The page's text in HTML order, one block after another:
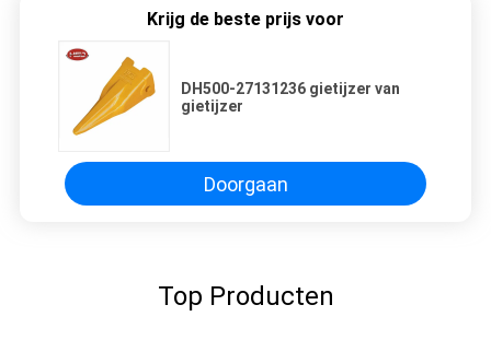
Krijg de beste prijs voor
DH500-27131236 gietijzer van
gietijzer
Doorgaan
Top Producten